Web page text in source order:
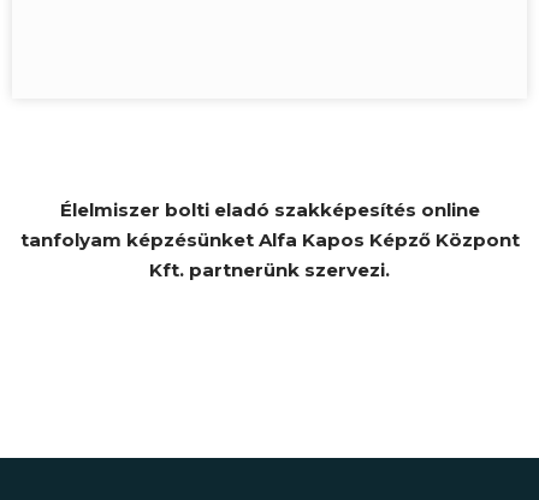
Élelmiszer bolti eladó szakképesítés online
tanfolyam képzésünket Alfa Kapos Képző Központ
Kft. partnerünk szervezi.